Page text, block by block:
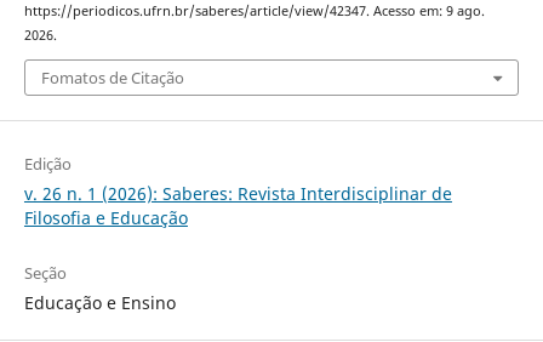
https://periodicos.ufrn.br/saberes/article/view/42347. Acesso em: 9 ago.
2026.
Fomatos de Citação
Edição
v. 26 n. 1 (2026): Saberes: Revista Interdisciplinar de
Filosofia e Educação
Seção
Educação e Ensino